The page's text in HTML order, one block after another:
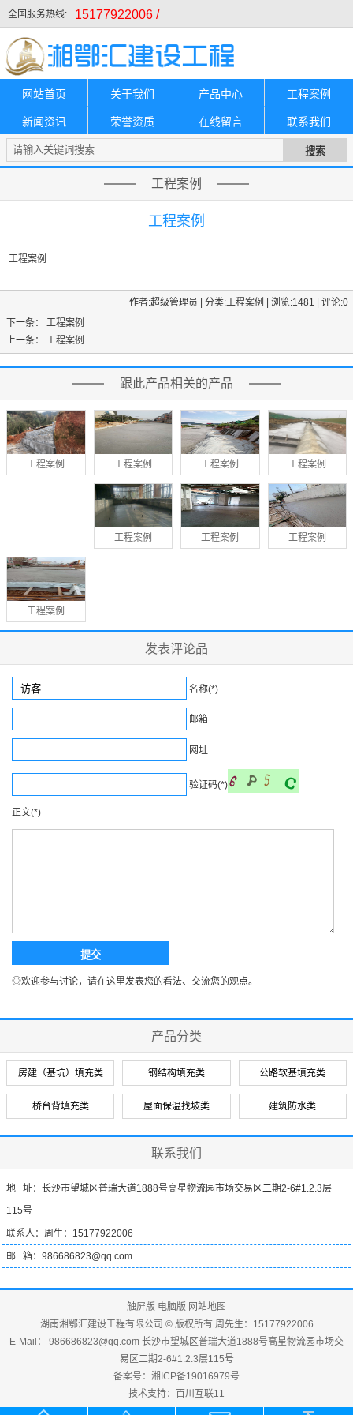
全国服务热线: 15177922006 /
网站首页 关于我们 产品中心 工程案例
新闻资讯 荣誉资质 在线留言 联系我们
工程案例
工程案例
工程案例
作者:超级管理员 | 分类:工程案例 | 浏览:1481 | 评论:0
下一条：
工程案例
上一条：
工程案例
跟此产品相关的产品
工程案例 工程案例 工程案例 工程案例
工程案例 工程案例 工程案例
工程案例
发表评论品
名称(*)
邮箱
网址
验证码(*)
正文(*)
◎欢迎参与讨论，请在这里发表您的看法、交流您的观点。
产品分类
房建（基坑）填充类 钢结构填充类 公路软基填充类
桥台背填充类 屋面保温找坡类 建筑防水类
联系我们
地 址：长沙市望城区普瑞大道1888号高星物流园市场交易区二期2-6#1.2.3层
115号
联系人：周生：15177922006
邮 箱：986686823@qq.com
触屏版 电脑版 网站地图
湖南湘鄂汇建设工程有限公司 © 版权所有 周先生：15177922006
E-Mail： 986686823@qq.com 长沙市望城区普瑞大道1888号高星物流园市场交
易区二期2-6#1.2.3层115号
备案号： 湘ICP备19016979号
技术支持：
百川互联11